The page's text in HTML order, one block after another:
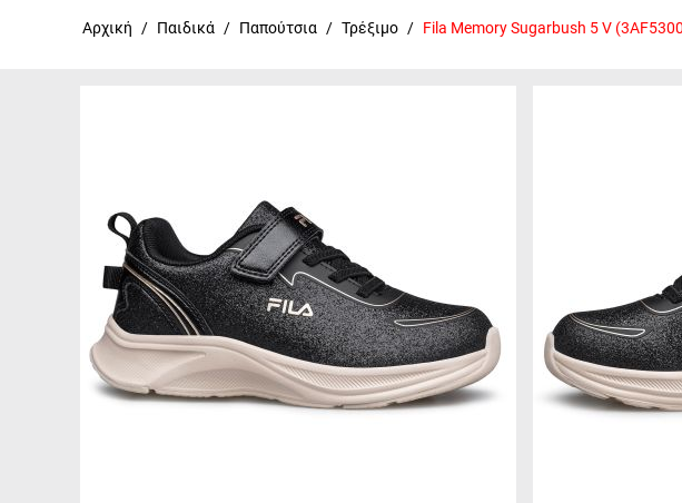
Αρχική / Παιδικά / Παπούτσια / Τρέξιμο / Fila Memory Sugarbush 5 V